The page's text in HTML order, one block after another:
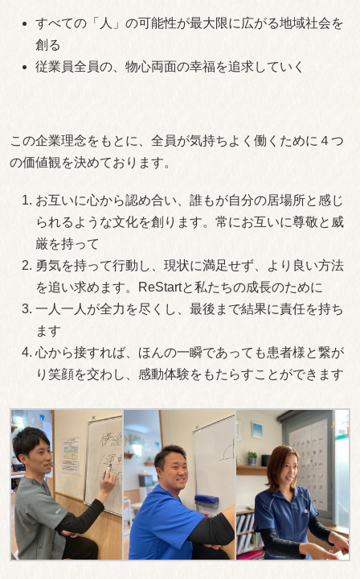
すべての「人」の可能性が最大限に広がる地域社会を
創る
従業員全員の、物心両面の幸福を追求していく
この企業理念をもとに、全員が気持ちよく働くために４つ
の価値観を決めております。
お互いに心から認め合い、誰もが自分の居場所と感じ
られるような文化を創ります。常にお互いに尊敬と威
厳を持って
勇気を持って行動し、現状に満足せず、より良い方法
を追い求めます。ReStartと私たちの成長のために
一人一人が全力を尽くし、最後まで結果に責任を持ち
ます
心から接すれば、ほんの一瞬であっても患者様と繋が
り笑顔を交わし、感動体験をもたらすことができます